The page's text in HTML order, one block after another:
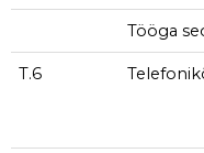
Tööga
T.6